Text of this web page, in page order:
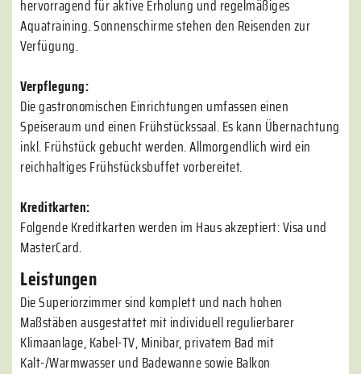
hervorragend für aktive Erholung und regelmäßiges
Aquatraining. Sonnenschirme stehen den Reisenden zur
Verfügung.
Verpflegung:
Die gastronomischen Einrichtungen umfassen einen
Speiseraum und einen Frühstückssaal. Es kann Übernachtung
inkl. Frühstück gebucht werden. Allmorgendlich wird ein
reichhaltiges Frühstücksbuffet vorbereitet.
Kreditkarten:
Folgende Kreditkarten werden im Haus akzeptiert: Visa und
MasterCard.
Leistungen
Die Superiorzimmer sind komplett und nach hohen
Maßstäben ausgestattet mit individuell regulierbarer
Klimaanlage, Kabel-TV, Minibar, privatem Bad mit
Kalt-/Warmwasser und Badewanne sowie Balkon